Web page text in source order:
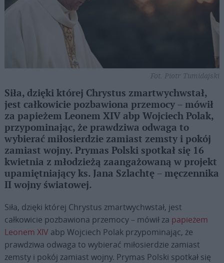
Fot. Piotr Tumidajski
Siła, dzięki której Chrystus zmartwychwstał,
jest całkowicie pozbawiona przemocy – mówił
za papieżem Leonem XIV abp Wojciech Polak,
przypominając, że prawdziwa odwaga to
wybierać miłosierdzie zamiast zemsty i pokój
zamiast wojny. Prymas Polski spotkał się 16
kwietnia z młodzieżą zaangażowaną w projekt
upamiętniający ks. Jana Szlachtę – męczennika
II wojny światowej.
Siła, dzięki której Chrystus zmartwychwstał, jest
całkowicie pozbawiona przemocy – mówił za papieżem
Leonem XIV abp Wojciech Polak przypominając, że
prawdziwa odwaga to wybierać miłosierdzie zamiast
zemsty i pokój zamiast wojny. Prymas Polski spotkał się